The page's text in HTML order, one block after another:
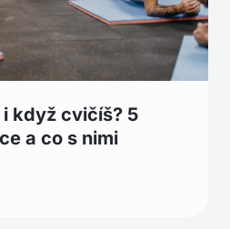
když cvičíš? 5
a co s nimi